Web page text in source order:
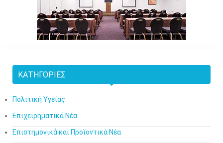
ΚΑΤΗΓΟΡΊΕΣ
Πολιτική Υγείας
Επιχειρηματικά Νέα
Επιστημονικά και Προϊοντικά Νέα